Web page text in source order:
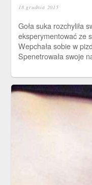
18 grudnia 2015
Goła suka rozchyliła
eksperymentować ze
Wepchała sobie w
Spenetrowała swoje